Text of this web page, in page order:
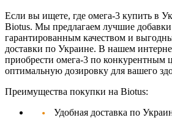
Если вы ищете, где омега-3 купить в
Biotus. Мы предлагаем лучшие добавки
гарантированным качеством и
доставки по Украине. В нашем
приобрести омега-3 по конкурентным
оптимальную дозировку для вашего
Преимущества покупки на Biotus:
Удобная доставка по